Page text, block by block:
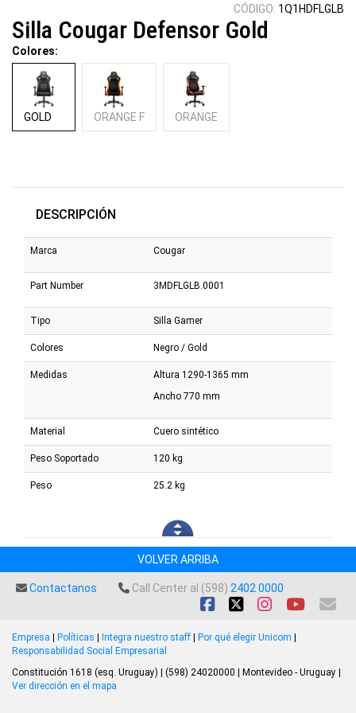
CÓDIGO: 1Q1HDFLGLB
Silla Cougar Defensor Gold
Colores:
GOLD ORANGE F ORANGE
DESCRIPCIÓN
Marca Cougar
Part Number 3MDFLGLB.0001
Tipo Silla Gamer
Colores Negro / Gold
Medidas
Altura 1290-1365 mm
Ancho 770 mm
Material Cuero sintético
Peso Soportado 120 kg
Peso 25.2 kg
VOLVER ARRIBA
Contactanos Call Center al (598) 2402 0000
Empresa Políticas Integra nuestro staff Por qué elegir Unicom
Responsabilidad Social Empresarial
Constitución 1618 (esq. Uruguay) | (598) 24020000 | Montevideo - Uruguay |
Ver dirección en el mapa